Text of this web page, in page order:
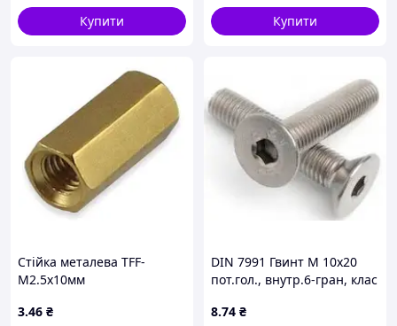
Купити
Купити
Стійка металева TFF-
M2.5x10мм
3.46 ₴
DIN 7991 Гвинт М 10х20
пот.гол., внутр.6-гран, клас
оцинкований
8.74 ₴